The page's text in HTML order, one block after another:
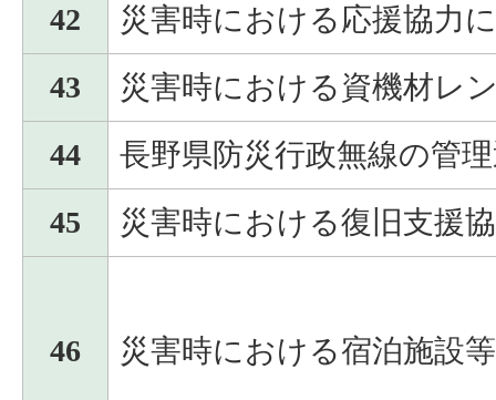
42
災害時における応援協力
43
災害時における資機材レ
44
長野県防災行政無線の管
45
災害時における復旧支援
46 災害時における宿泊施設